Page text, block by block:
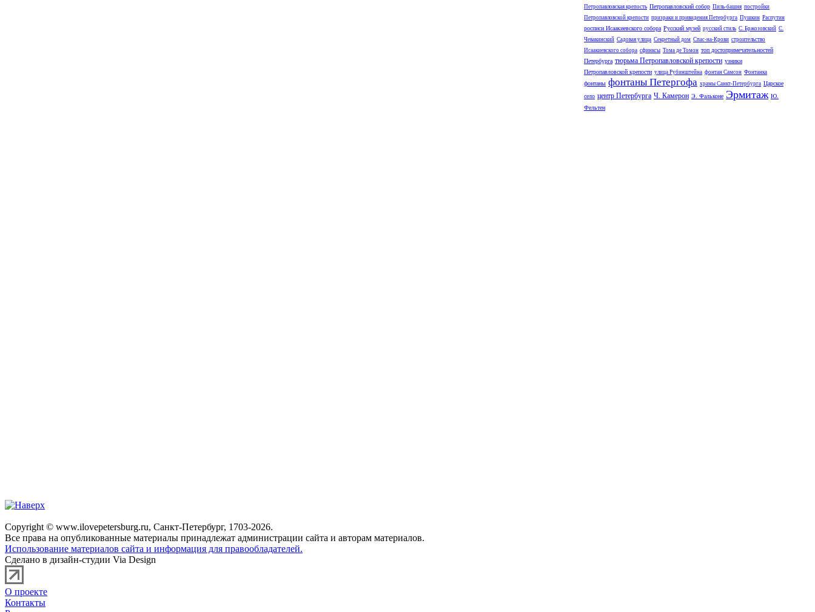
Петропавловская крепость Петропавловский собор Пиль-башня постройки
Петропавловской крепости призраки и привидения Петербурга Пушкин Распутин
росписи Исаакиевского собора Русский музей русский стиль С. Бржозовский С.
Чевакинский Садовая улица Секретный дом Спас-на-Крови строительство
Исаакиевского собора сфинксы Тома де Томон топ достопримечательностей
Петербурга тюрьма Петропавловской крепости узники
Петропавловской крепости улица Рубинштейна фонтан Самсон Фонтанка
фонтаны фонтаны Петергофа храмы Санкт-Петербурга Царское
село центр Петербурга Ч. Камерон Э. Фальконе Эрмитаж Ю.
Фельтен
Copyright © www.ilovepetersburg.ru, Санкт-Петербург, 1703-2026.
Все права на опубликованные материалы принадлежат администрации сайта и авторам материалов.
Использование материалов сайта и информация для правообладателей.
Сделано в дизайн-студии Via Design
О проекте
Контакты